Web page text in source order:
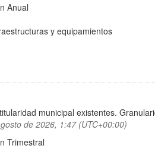
Anual
y equipamientos
municipal existentes.
de 2026, 1:47 (UTC+00:00)
Trimestral